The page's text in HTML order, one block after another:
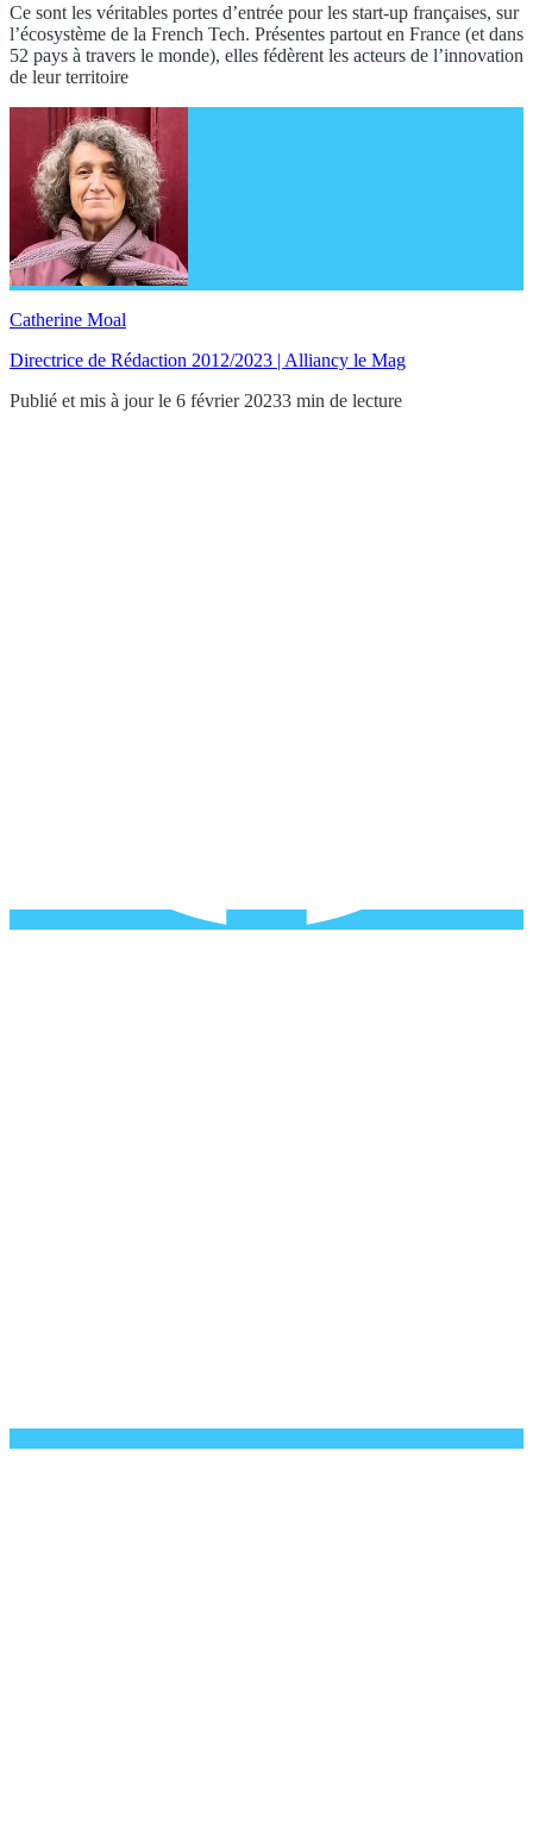
Ce sont les véritables portes d’entrée pour les start-up françaises, sur
l’écosystème de la French Tech. Présentes partout en France (et dans
52 pays à travers le monde), elles fédèrent les acteurs de l’innovation
de leur territoire
Catherine Moal
Directrice de Rédaction 2012/2023 | Alliancy le Mag
Publié et mis à jour le 6 février 20233 min de lecture